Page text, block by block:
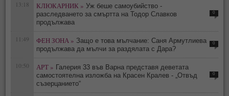
13:18 КЛЮКАРНИК » Уж беше самоубийство -
разследването за смъртта на Тодор Славков
продължава
0
11:49 ФЕН ЗОНА » Защо е това мълчание: Саня Армутлиева
продължава да мълчи за раздялата с Дара?
0
10:50 АРТ » Галерия 33 във Варна представя деветата
самостоятелна изложба на Красен Кралев - „Отвъд
съзерцанието“
0